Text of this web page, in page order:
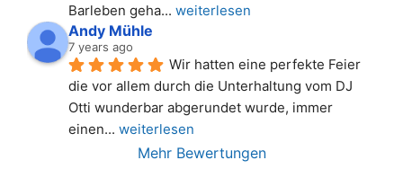
Barleben geha... weiterlesen
Andy Mühle
7 years ago
Wir hatten eine perfekte Feier
die vor allem durch die Unterhaltung vom DJ
Otti wunderbar abgerundet wurde, immer
einen... weiterlesen
Mehr Bewertungen